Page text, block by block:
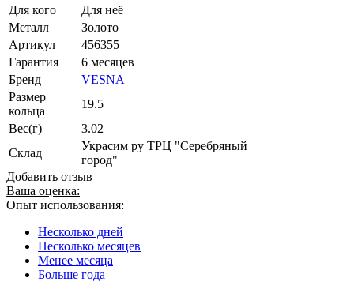
Для кого
Для неё
Металл
Золото
Артикул
456355
Гарантия
6 месяцев
Бренд
VESNA
Размер
кольца
19.5
Вес(г)
3.02
Склад
Украсим ру ТРЦ "Серебряный
город"
Добавить отзыв
Ваша оценка:
Опыт использования:
Несколько дней
Несколько месяцев
Менее месяца
Больше года